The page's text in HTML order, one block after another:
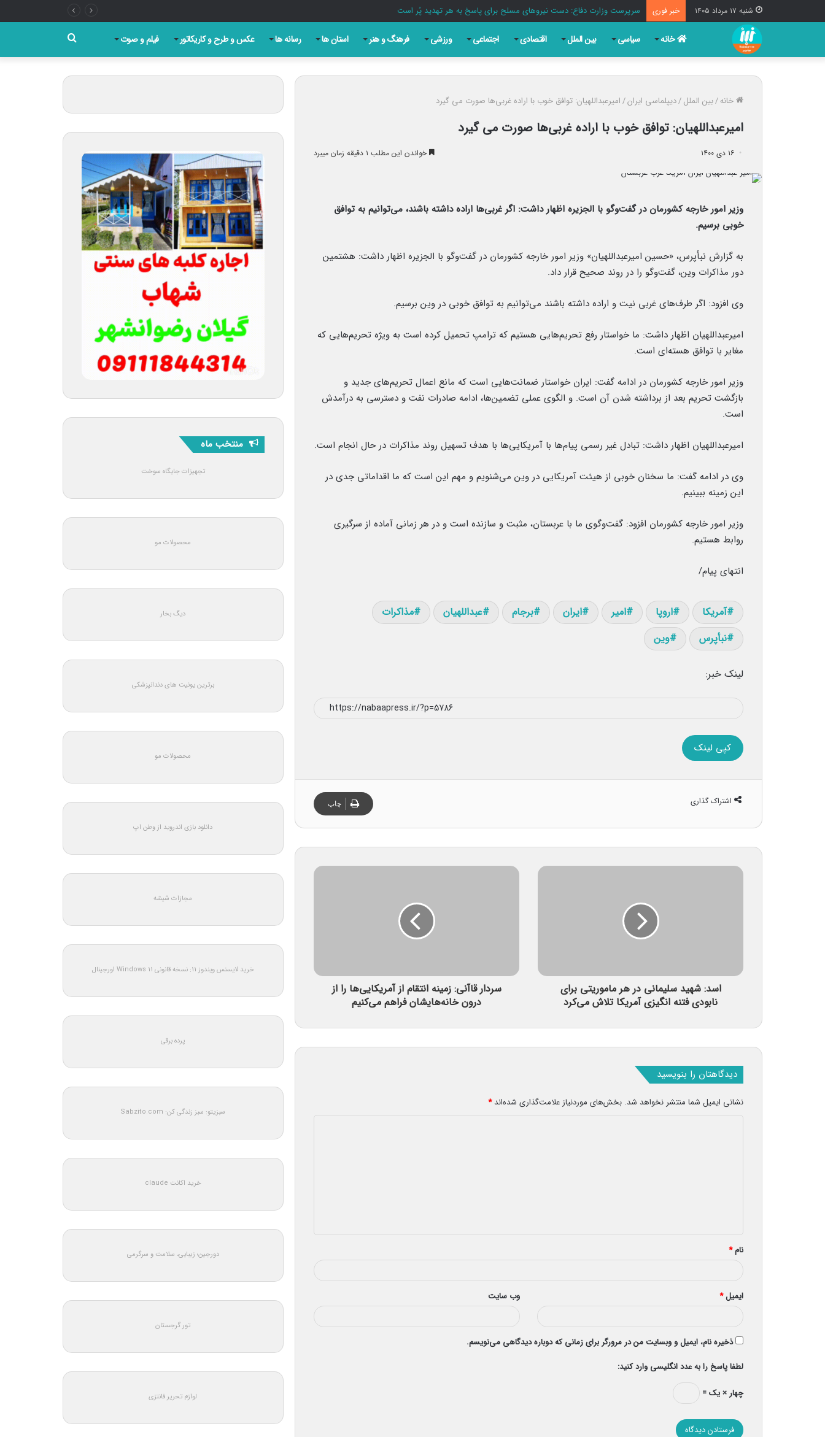
شنبه ۱۷ مرداد ۱۴۰۵ خبر فوری دستگیری ۸ نفر از اشرار مسلح شاخص و مرتبطین گروهک‌های تروریستی
خانه سیاسی بین الملل اقتصادی اجتماعی ورزشی فرهنگ و هنر استان ها رسانه ها عکس و طرح و کاریکاتور فیلم و صوت
برای
خانه/بین الملل/دیپلماسی ایران/امیرعبداللهیان: توافق خوب با اراده غربی‌ها صورت می گیرد
امیرعبداللهیان: توافق خوب با اراده غربی‌ها صورت می گیرد
۱۶ دی ۱۴۰۰ خواندن این مطلب ۱ دقیقه زمان میبرد
وزیر امور خارجه کشورمان در گفت‌وگو با الجزیره اظهار داشت: اگر غربی‌ها اراده داشته باشند، می‌توانیم به توافق
خوبی برسیم.
به گزارش نبأپرس، «حسین امیرعبداللهیان» وزیر امور خارجه کشورمان در گفت‌وگو با الجزیره اظهار داشت: هشتمین
دور مذاکرات وین، گفت‌وگو را در روند صحیح قرار داد.
وی افزود: اگر طرف‌های غربی نیت و اراده داشته باشند می‌توانیم به توافق خوبی در وین برسیم.
امیرعبداللهیان اظهار داشت: ما خواستار رفع تحریم‌هایی هستیم که ترامپ تحمیل کرده است به ویژه تحریم‌هایی که
مغایر با توافق هسته‌ای است.
وزیر امور خارجه کشورمان در ادامه گفت: ایران خواستار ضمانت‌هایی است که مانع اعمال تحریم‌های جدید و
بازگشت تحریم بعد از برداشته شدن آن است. و الگوی عملی تضمین‌ها، ادامه صادرات نفت و دسترسی به درآمدش
است.
امیرعبداللهیان اظهار داشت: تبادل غیر رسمی پیام‌ها با آمریکایی‌ها با هدف تسهیل روند مذاکرات در حال انجام است.
وی در ادامه گفت: ما سخنان خوبی از هیئت آمریکایی در وین می‌شنویم و مهم این است که ما اقداماتی جدی در
این زمینه ببینیم.
وزیر امور خارجه کشورمان افزود: گفت‌وگوی ما با عربستان، مثبت و سازنده است و در هر زمانی آماده از سرگیری
روابط هستیم.
انتهای پیام/
آمریکا اروپا امیر ایران برجام عبداللهیان
مذاکرات
نبأپرس
وین
لینک خبر:
کپی لینک
اشتراک گذاری چاپ
اسد: شهید سلیمانی در هر ماموریتی برای
نابودی فتنه‌ انگیزی‌ آمریکا تلاش می‌کرد
سردار قاآنی: زمینه انتقام از آمریکایی‌ها را از
درون خانه‌هایشان فراهم می‌کنیم‌
دیدگاهتان را بنویسید
نشانی ایمیل شما منتشر نخواهد شد. بخش‌های موردنیاز علامت‌گذاری شده‌اند*
*
نام*
ایمیل* وب‌ سایت
ذخیره نام، ایمیل و وبسایت من در مرورگر برای زمانی که دوباره دیدگاهی می‌نویسم.
لطفا پاسخ را به عدد انگلیسی وارد کنید:
چهار × یک =
منتخب ماه
تجهیزات جایگاه سوخت
محصولات مو
دیگ بخار
برترین یونیت های دندانپزشکی
محصولات مو
دانلود بازی اندروید از وطن اپ
مجازات شیشه
خرید لایسنس ویندوز 11: نسخه قانونی Windows 11 اورجینال
پرده برقی
سبزیتو: سبز زندگی کن: Sabzito.com
خرید اکانت claude
دورجین؛ زیبایی، سلامت و سرگرمی
تور گرجستان
لوازم تحریر فانتزی